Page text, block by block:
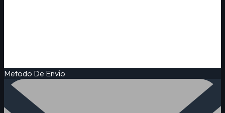
Metodo De Envío